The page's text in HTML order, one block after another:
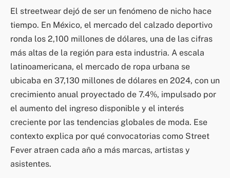
El streetwear dejó de ser un fenómeno de nicho hace
tiempo. En México, el mercado del calzado deportivo
ronda los 2,100 millones de dólares, una de las cifras
más altas de la región para esta industria. A escala
latinoamericana, el mercado de ropa urbana se
ubicaba en 37,130 millones de dólares en 2024, con un
crecimiento anual proyectado de 7.4%, impulsado por
el aumento del ingreso disponible y el interés
creciente por las tendencias globales de moda. Ese
contexto explica por qué convocatorias como Street
Fever atraen cada año a más marcas, artistas y
asistentes.